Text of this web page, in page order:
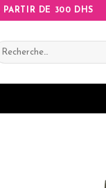
DE 300 DHS
: